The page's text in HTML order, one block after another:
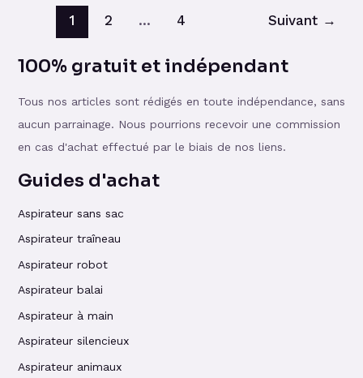
1 2 … 4 Suivant →
100% gratuit et indépendant
Tous nos articles sont rédigés en toute indépendance, sans
aucun parrainage. Nous pourrions recevoir une commission
en cas d'achat effectué par le biais de nos liens.
Guides d'achat
Aspirateur sans sac
Aspirateur traîneau
Aspirateur robot
Aspirateur balai
Aspirateur à main
Aspirateur silencieux
Aspirateur animaux